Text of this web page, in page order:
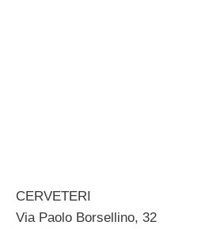
CERVETERI
Via Paolo Borsellino, 32